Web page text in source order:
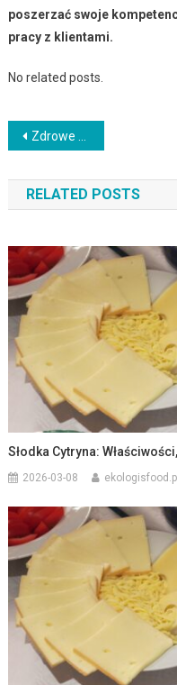
poszerzać swoje
pracy z klientami.
No related posts.
Nawigacja
wpisu
Zdrowe przekąski: co warto wiedzieć i jak je przygotować?
RELATED POSTS
Słodka Cytryna:
2026-03-08 ekologisfood.pl